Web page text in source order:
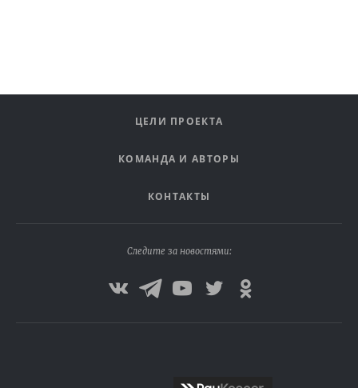
ЦЕЛИ ПРОЕКТА
КОМАНДА И АВТОРЫ
КОНТАКТЫ
Следите за новостями: